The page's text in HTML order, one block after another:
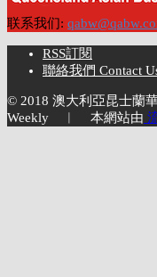
联系我们:
RSS訂閱
聯絡我們 Contact
© 2018 澳大利亞昆士蘭
Weekly ︱ 本網站由